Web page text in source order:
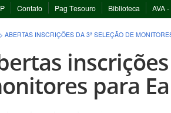
Contato Pag Tesouro Biblioteca AVA
> ABERTAS INSCRIÇÕES DA 3ª SELEÇÃO DE
para